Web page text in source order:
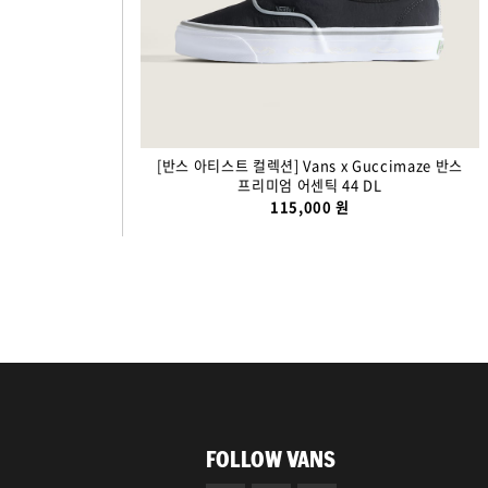
[반스 아티스트 컬렉션] Vans x Guccimaze 반스
프리미엄 어센틱 44 DL
115,000 원
FOLLOW VANS